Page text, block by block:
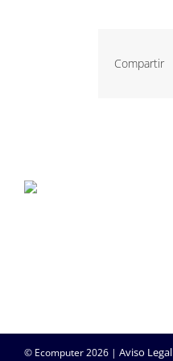
Compartir
© Ecomputer2026 | Aviso Legal